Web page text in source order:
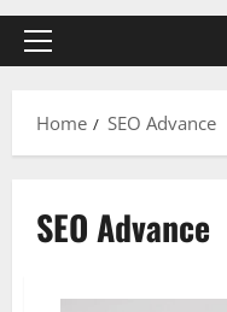
Home SEO Advance
SEO Advance